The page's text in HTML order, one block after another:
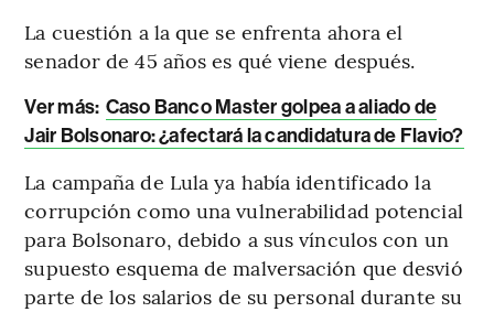
La cuestión a la que se enfrenta ahora el
senador de 45 años es qué viene después.
Ver más: Caso Banco Master golpea a aliado de
Jair Bolsonaro: ¿afectará la candidatura de Flavio?
La campaña de Lula ya había identificado la
corrupción como una vulnerabilidad potencial
para Bolsonaro, debido a sus vínculos con un
supuesto esquema de malversación que desvió
parte de los salarios de su personal durante su